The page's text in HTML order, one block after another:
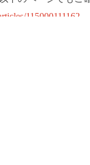
115000111162